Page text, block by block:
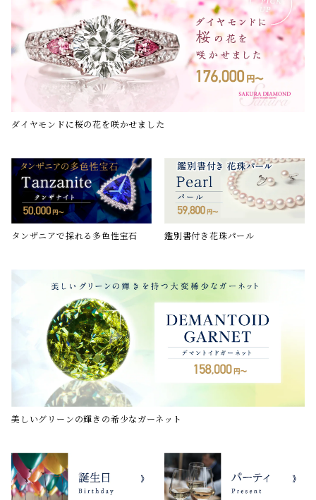
ダイヤモンドに桜の花を咲かせました
タンザニアで採れる多色性宝石 鑑別書付き花珠パール
美しいグリーンの輝きの希少なガーネット